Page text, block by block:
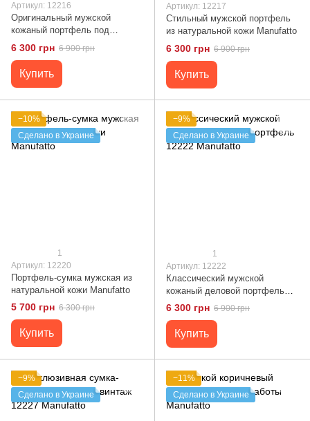
Артикул: 12216
Оригинальный мужской
кожаный портфель под
крокодила Manufatto
6 300 грн 6 900 грн
Купить
Артикул: 12217
Стильный мужской портфель
из натуральной кожи Manufatto
6 300 грн 6 900 грн
Купить
−10%
Сделано в Украине
1
Артикул: 12220
Портфель-сумка мужская из
натуральной кожи Manufatto
5 700 грн 6 300 грн
Купить
−9%
Сделано в Украине
1
Артикул: 12222
Классический мужской
кожаный деловой портфель
12222 Manufatto
6 300 грн 6 900 грн
Купить
−9%
Сделано в Украине
−11%
Сделано в Украине